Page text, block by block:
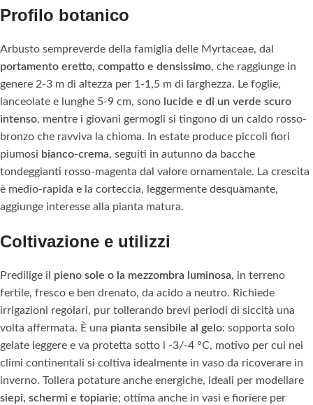
Profilo botanico
Arbusto sempreverde della famiglia delle Myrtaceae, dal
portamento eretto, compatto e densissimo, che raggiunge in
genere 2-3 m di altezza per 1-1,5 m di larghezza. Le foglie,
lanceolate e lunghe 5-9 cm, sono lucide e di un verde scuro
intenso, mentre i giovani germogli si tingono di un caldo rosso-
bronzo che ravviva la chioma. In estate produce piccoli fiori
piumosi bianco-crema, seguiti in autunno da bacche
tondeggianti rosso-magenta dal valore ornamentale. La crescita
è medio-rapida e la corteccia, leggermente desquamante,
aggiunge interesse alla pianta matura.
Coltivazione e utilizzi
Predilige il pieno sole o la mezzombra luminosa, in terreno
fertile, fresco e ben drenato, da acido a neutro. Richiede
irrigazioni regolari, pur tollerando brevi periodi di siccità una
volta affermata. È una pianta sensibile al gelo: sopporta solo
gelate leggere e va protetta sotto i -3/-4 °C, motivo per cui nei
climi continentali si coltiva idealmente in vaso da ricoverare in
inverno. Tollera potature anche energiche, ideali per modellare
siepi, schermi e topiarie; ottima anche in vasi e fioriere per